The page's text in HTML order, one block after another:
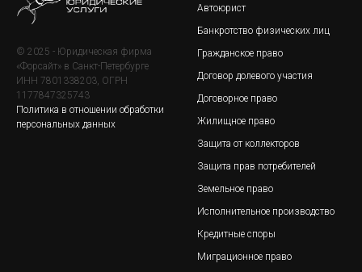
© 2025 - Юридическая фирма
«Форсайт» в Санкт-Петербурге
ИНН 7801338203, ОГРН
1177847325743
Политика в отношении обработки
персональных данных
Автоюрист
Банкротство физических лиц
Гражданское право
Договор долевого участия
Договорное право
Жилищное право
Защита от коллекторов
Защита прав потребителей
Земельное право
Исполнительное производство
Кредитные споры
Миграционное право